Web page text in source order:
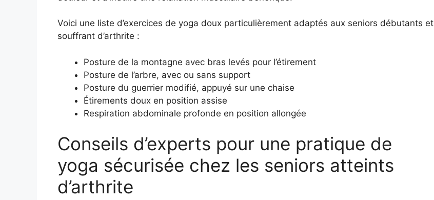
Voici une liste d’exercices de yoga doux particulièrement adaptés aux seniors débutants et
souffrant d’arthrite :
Posture de la montagne avec bras levés pour l’étirement
Posture de l’arbre, avec ou sans support
Posture du guerrier modifié, appuyé sur une chaise
Étirements doux en position assise
Respiration abdominale profonde en position allongée
Conseils d’experts pour une pratique de
yoga sécurisée chez les seniors atteints
d’arthrite